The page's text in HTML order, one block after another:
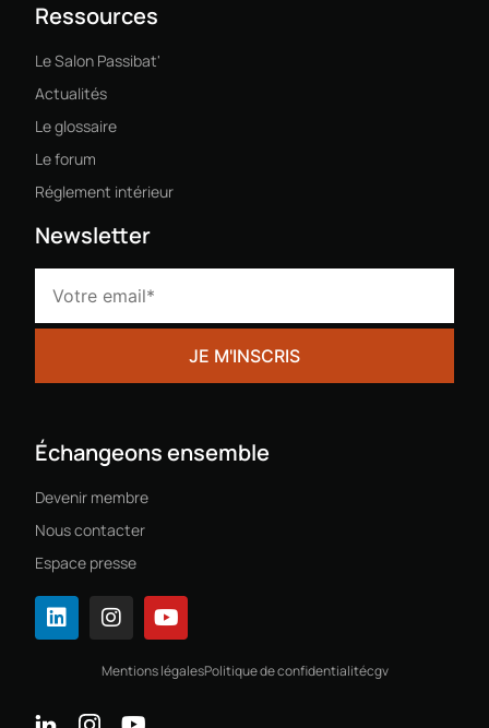
Ressources
Le Salon Passibat'
Actualités
Le glossaire
Le forum
Réglement intérieur
Newsletter
Échangeons ensemble
Devenir membre
Nous contacter
Espace presse
Mentions légalesPolitique de confidentialitécgv